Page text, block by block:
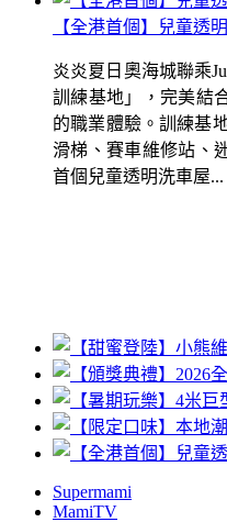
【全港首個】兒童透
炎炎夏日奧海城聯乘
訓練基地」，完美結
的職業體驗。訓練基
滑梯、賽車維修站、
首個兒童透明洗車屋...
Supermami
MamiTV